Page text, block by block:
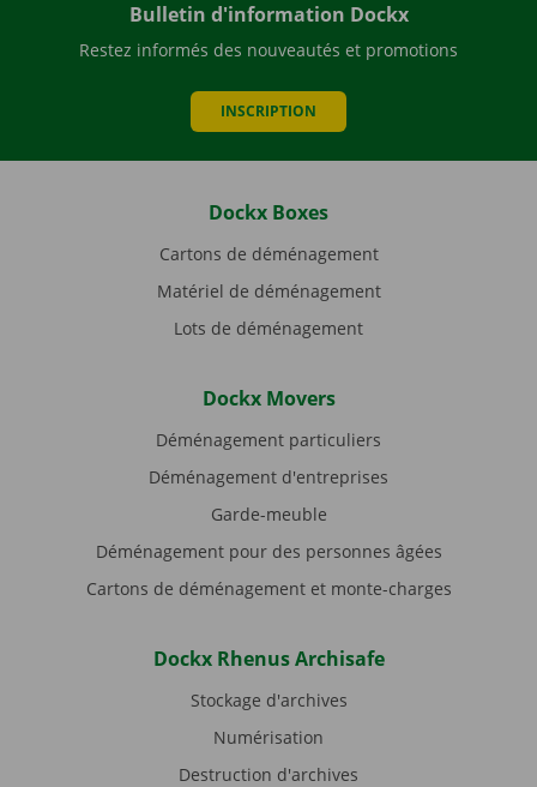
Bulletin d'information Dockx
Restez informés des nouveautés et promotions
INSCRIPTION
Dockx Boxes
Cartons de déménagement
Matériel de déménagement
Lots de déménagement
Dockx Movers
Déménagement particuliers
Déménagement d'entreprises
Garde-meuble
Déménagement pour des personnes âgées
Cartons de déménagement et monte-charges
Dockx Rhenus Archisafe
Stockage d'archives
Numérisation
Destruction d'archives